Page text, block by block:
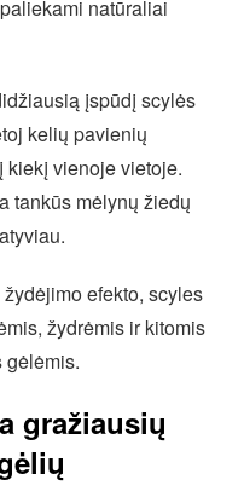
natūraliai
įspūdį scylės
kelių pavienių
vienoje vietoje.
tankūs mėlynų žiedų
efekto, scyles
žydrėmis ir kitomis
gėlėmis.
gražiausių